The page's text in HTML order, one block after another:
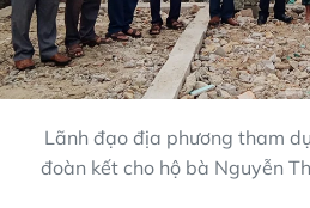
Lãnh đạo địa phương tham
đoàn kết cho hộ bà Nguyễn